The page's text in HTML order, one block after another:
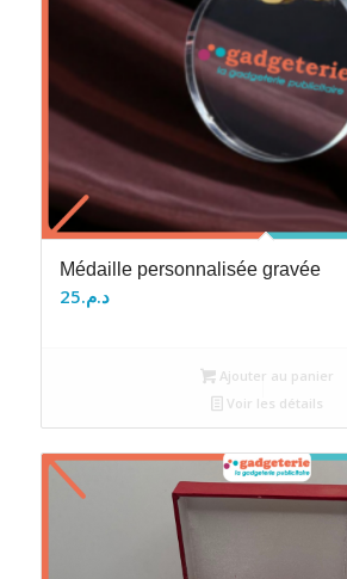
Médaille personnalisée gravée
د.م.25
Ajouter au panier
Voir les détails